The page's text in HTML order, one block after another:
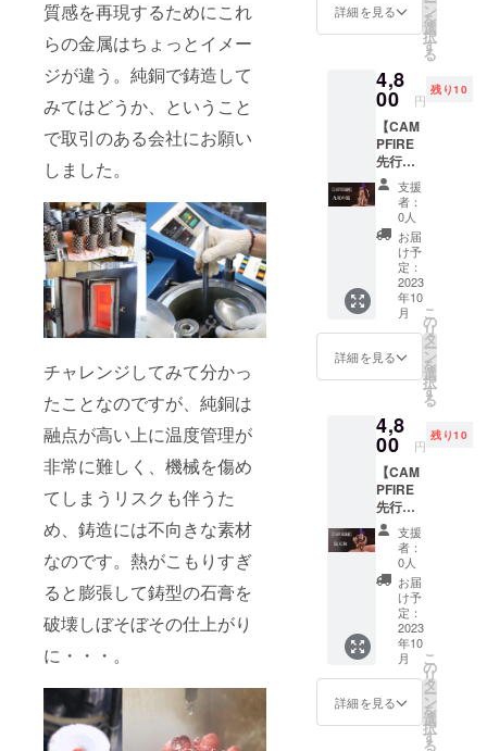
質感を再現するためにこれ
らの金属はちょっとイメー
ジが違う。純銅で鋳造して
みてはどうか、ということ
で取引のある会社にお願い
しました。
チャレンジしてみて分かっ
たことなのですが、純銅は
融点が高い上に温度管理が
非常に難しく、機械を傷め
てしまうリスクも伴うた
め、鋳造には不向きな素材
なのです。熱がこもりすぎ
ると膨張して鋳型の石膏を
破壊しぼそぼその仕上がり
に・・・。
ズ：高
ラップ
紐：
紫 ※
ポーチ
を添え
てお届
けいた
しま
す。
（税
込・送
料別）
純銅
（アン
ティー
ク仕上
げ）※
コート
はして
いませ
んの
で、経
年変化
をして
きま
す。 本
体サイ
ズ：高
さ約
紐：
紫 ※
ポーチ
を添え
てお届
けいた
しま
す。
詳細を見る ン
を
選
択
す
る
4,8
00 円
残り10
【CAM
PFIRE
先行販
売】純
銅 九尾
の狐 ※
税込・
送料込
みの価
格で
す。 一
般販売
価格：
4,800円
（税
込・送
本体；
純銅
（アン
ティー
ク仕上
げ）※
コート
はして
いませ
んの
で、経
年変化
をして
きま
す。 本
体サイ
ズ：高
支援
者：
0人
お届
け予
定：
2023
年10
月
詳細を見る
こ
の
リ
タ
ー
ン
を
選
択
す
る
4,8
00 円
残り10
【CAM
PFIRE
先行販
売】純
銅 烏天
込・送
料込み
の価格
です。
一般販
売価
格：
4,800円
（税
込・送
支援
者：
0人
お届
け予
定：
2023
年10
月
詳細を見る
こ
の
リ
タ
ー
ン
を
選
択
す
る